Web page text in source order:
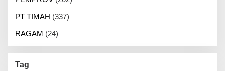
PT TIMAH (337)
RAGAM (24)
Tag